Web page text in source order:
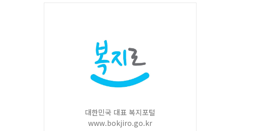
대한민국 대표 복지포털
www.bokjiro.go.kr